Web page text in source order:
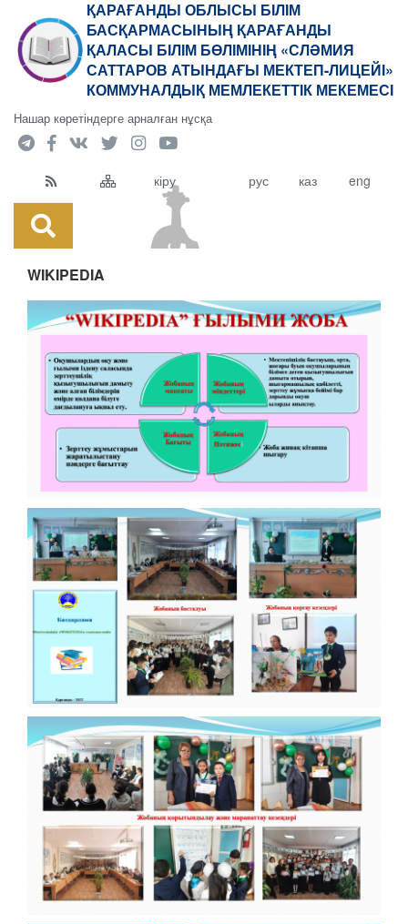
ҚАРАҒАНДЫ ОБЛЫСЫ БІЛІМ
БАСҚАРМАСЫНЫҢ ҚАРАҒАНДЫ
ҚАЛАСЫ БІЛІМ БӨЛІМІНІҢ «СЛӘМИЯ
САТТАРОВ АТЫНДАҒЫ МЕКТЕП-ЛИЦЕЙІ»
КОММУНАЛДЫҚ МЕМЛЕКЕТТІК МЕКЕМЕСІ
Нашар көретіндерге арналған нұсқа
кіру рус каз eng
WIKIPEDIA